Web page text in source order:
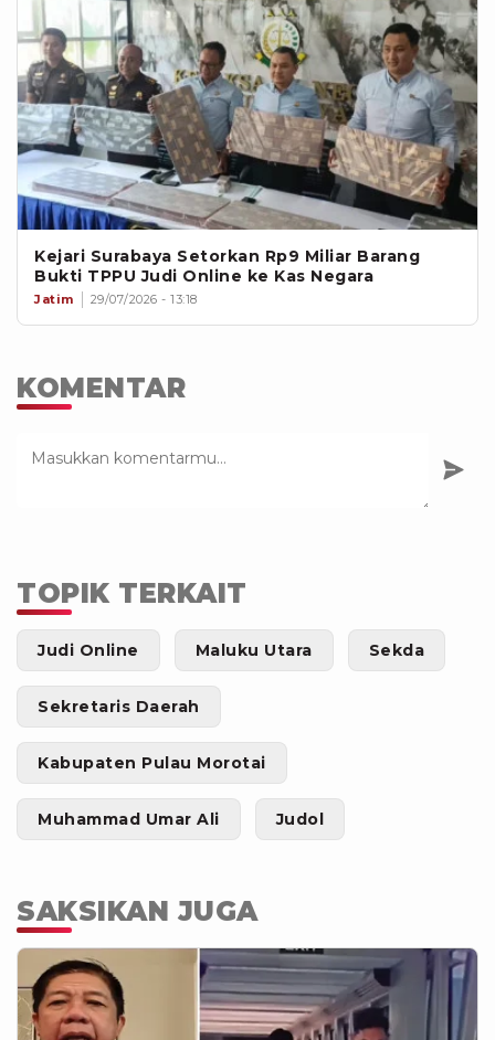
Kejari Surabaya Setorkan Rp9 Miliar Barang
Bukti TPPU Judi Online ke Kas Negara
Jatim 29/07/2026 - 13:18
KOMENTAR
TOPIK TERKAIT
Judi Online Maluku Utara Sekda
Sekretaris Daerah
Kabupaten Pulau Morotai
Muhammad Umar Ali Judol
SAKSIKAN JUGA